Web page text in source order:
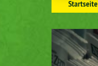
Startseite